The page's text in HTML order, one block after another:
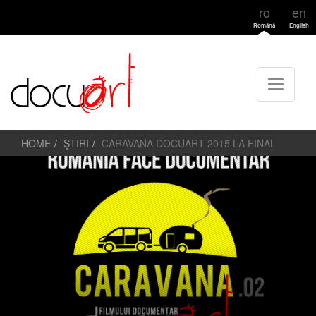
ro
Română
en
English
HOME ŞTIRI CARAVANA DOCUART 2015 LA FINAL